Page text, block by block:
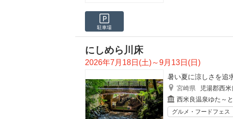
駐車場
にしめら川床
2026年7月18日(土)～9月13日(日)
暑い夏に涼しさを追
宮崎県
児湯郡西
西米良温泉ゆた～
グルメ・フードフェス